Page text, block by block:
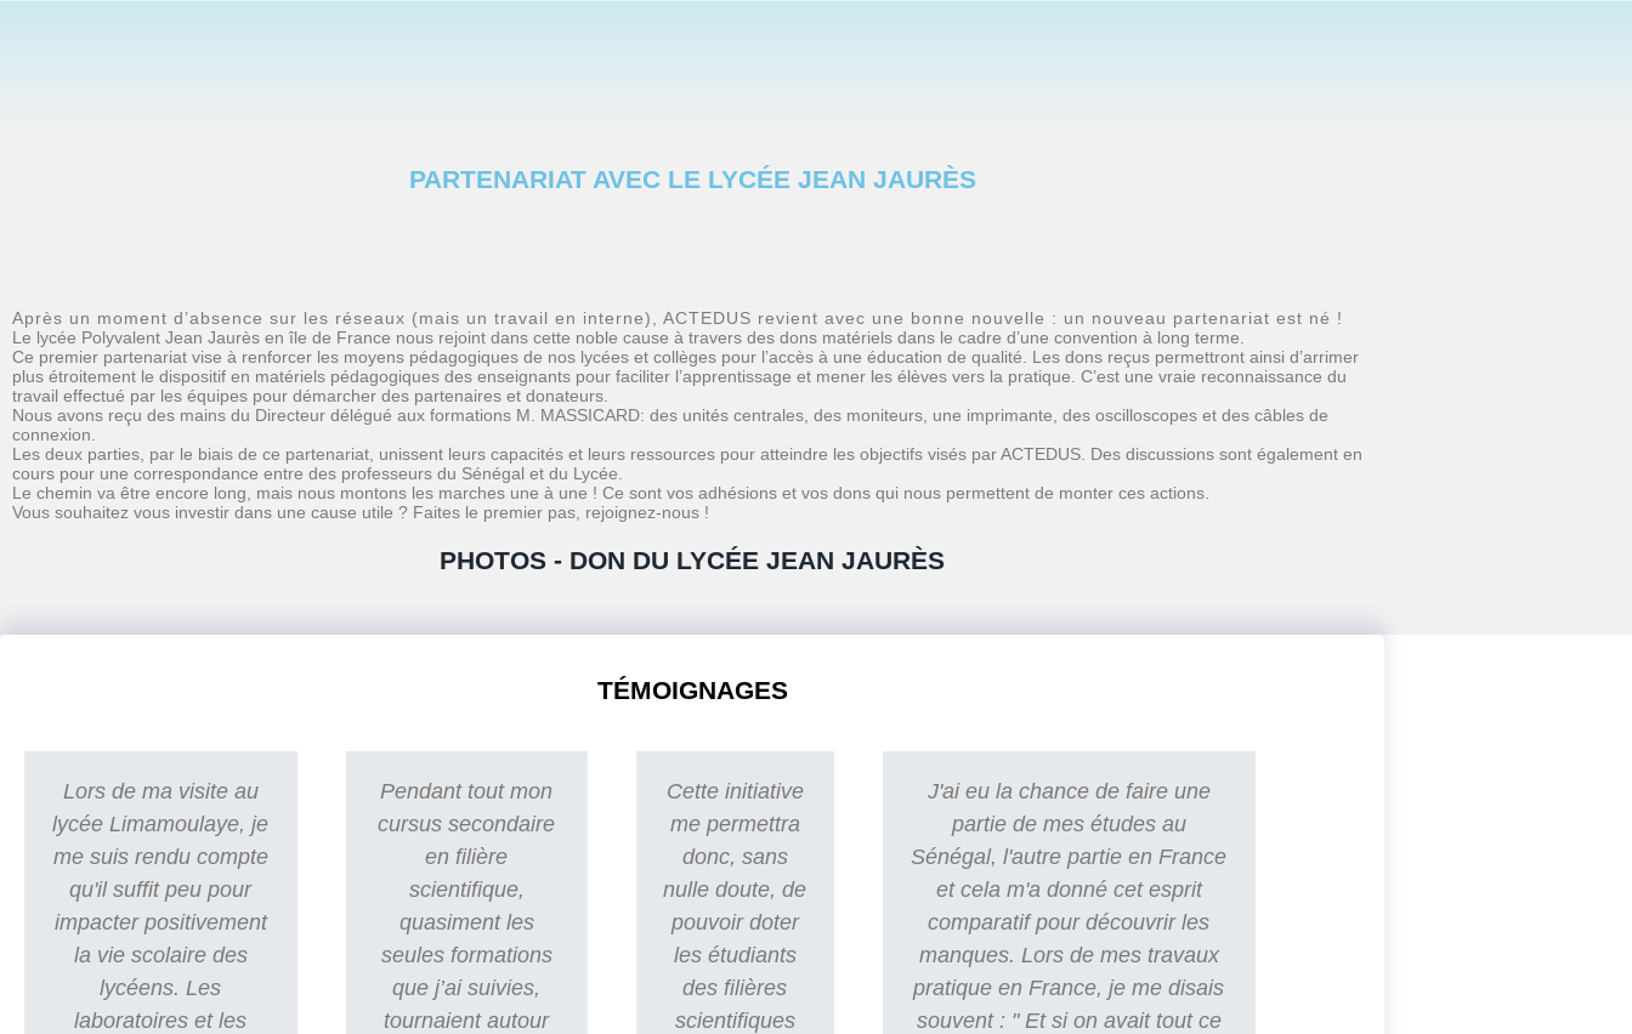
PARTENARIAT AVEC LE LYCÉE JEAN JAURÈS
Après un moment d’absence sur les réseaux (mais un travail en interne), ACTEDUS revient avec une bonne nouvelle : un nouveau partenariat est né !
Le lycée Polyvalent Jean Jaurès en île de France nous rejoint dans cette noble cause à travers des dons matériels dans le cadre d’une convention à long terme.
Ce premier partenariat vise à renforcer les moyens pédagogiques de nos lycées et collèges pour l’accès à une éducation de qualité. Les dons reçus permettront ainsi d’arrimer
plus étroitement le dispositif en matériels pédagogiques des enseignants pour faciliter l’apprentissage et mener les élèves vers la pratique. C’est une vraie reconnaissance du
travail effectué par les équipes pour démarcher des partenaires et donateurs.
Nous avons reçu des mains du Directeur délégué aux formations M. MASSICARD: des unités centrales, des moniteurs, une imprimante, des oscilloscopes et des câbles de
connexion.
Les deux parties, par le biais de ce partenariat, unissent leurs capacités et leurs ressources pour atteindre les objectifs visés par ACTEDUS. Des discussions sont également en
cours pour une correspondance entre des professeurs du Sénégal et du Lycée.
Le chemin va être encore long, mais nous montons les marches une à une ! Ce sont vos adhésions et vos dons qui nous permettent de monter ces actions.
Vous souhaitez vous investir dans une cause utile ? Faites le premier pas, rejoignez-nous !
PHOTOS - DON DU LYCÉE JEAN JAURÈS
TÉMOIGNAGES
Lors de ma visite au
lycée Limamoulaye, je
me suis rendu compte
qu'il suffit peu pour
impacter positivement
la vie scolaire des
lycéens. Les
laboratoires et les
Pendant tout mon
cursus secondaire
en filière
scientifique,
quasiment les
seules formations
que j’ai suivies,
tournaient autour
Cette initiative
me permettra
donc, sans
nulle doute, de
pouvoir doter
les étudiants
des filières
scientifiques
J'ai eu la chance de faire une
partie de mes études au
Sénégal, l'autre partie en France
et cela m'a donné cet esprit
comparatif pour découvrir les
manques. Lors de mes travaux
pratique en France, je me disais
souvent : " Et si on avait tout ce